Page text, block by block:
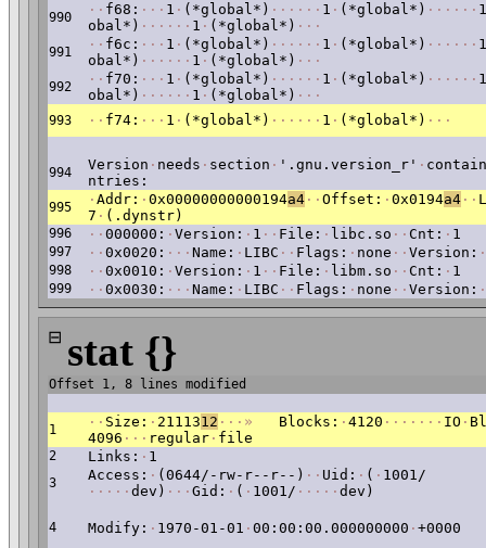
990 · · f68: · · · 1 · (*global*) · · · · · · 1 · (*global*) · · · · · · 1
obal*) · · · · · · 1 · (*global*) · · ·
991 · · f6c: · · · 1 · (*global*) · · · · · · 1 · (*global*) · · · · · · 1
obal*) · · · · · · 1 · (*global*) · · ·
992 · · f70: · · · 1 · (*global*) · · · · · · 1 · (*global*) · · · · · · 1
obal*) · · · · · · 1 · (*global*) · · ·
993 · · f74: · · · 1 · (*global*) · · · · · · 1 · (*global*) · · ·
994 Version · needs · section · '.gnu.version_r' ·
ntries:
995 · Addr: · 0x00000000000194a4 · · Offset: · 0x0194a4 · ·
7 · (.dynstr)
996 · · 000000: · Version: · 1 · · File: · libc.so · · Cnt: · 1
997 · · 0x0020: · · · Name: · LIBC · · Flags: · none · · Version: ·
998 · · 0x0010: · Version: · 1 · · File: · libm.so · · Cnt: · 1
999 · · 0x0030: · · · Name: · LIBC · · Flags: · none · · Version: ·
⊟ stat {}
Offset 1, 8 lines modified
1 · · Size: · 2111312 · · · » Blocks: · 4120 · · · · · · · IO ·
4096 · · · regular · file
2 Links: · 1
3 Access: · (0644/-rw-r--r--) · · Uid: · ( · 1001/
· · · · · dev) · · · Gid: · ( · 1001/ · · · · · dev)
4 Modify: · 1970-01-01 · 00:00:00.000000000 · +0000